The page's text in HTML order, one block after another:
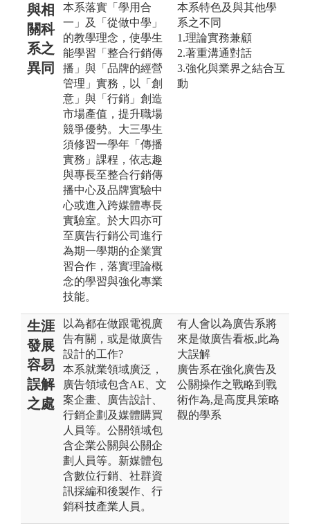
與相
關科
系之
異同
本系落實「學用合
一」及「從做中學」
的教學理念，使學生
能學習「整合行銷傳
播」與「品牌的經營
管理」實務，以「創
意」與「行銷」創造
市場產值，提升職場
競爭優勢。大三學生
須修習一學年「傳播
實務」課程，依志趣
與專長至整合行銷傳
播中心及品牌實驗中
心或進入跨媒體專長
實驗室。於大四亦可
至廣告行銷公司進行
為期一學期的企業實
習合作，落實理論概
念的學習與強化專業
技能。
本系特色及與其他學
系之不同
1.理論實務兼顧
2.著重溝通對話
3.強化與業界之結合互
動
生涯
發展
容易
誤解
之處
以為都在做跟電視廣
告有關，或是做廣告
設計的工作?
本系就業領域廣泛，
廣告領域包含AE、文
案企畫、廣告設計、
行銷企劃及媒體購買
人員等。公關領域包
含企業公關與公關企
劃人員等。新媒體包
含數位行銷、社群資
訊採編和後製作、行
銷科技產業人員。
有人會以為廣告系將
來是做廣告看板,此為
大誤解
廣告系在強化廣告及
公關操作之戰略到戰
術作為,是高度具策略
觀的學系